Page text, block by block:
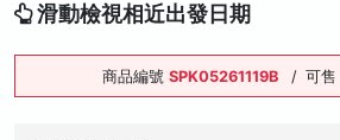
滑動檢視相近出發日期
商品編號 SPK05261119B / 可售